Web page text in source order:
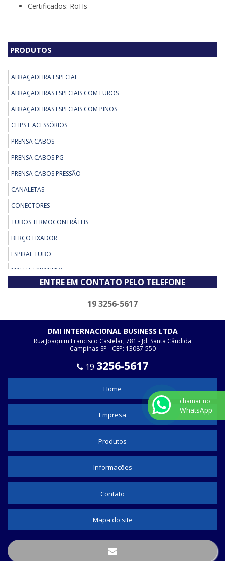
Certificados: RoHs
PRODUTOS
ABRAÇADEIRA ESPECIAL
ABRAÇADEIRAS ESPECIAIS COM FUROS
ABRAÇADEIRAS ESPECIAIS COM PINOS
CLIPS E ACESSÓRIOS
PRENSA CABOS
PRENSA CABOS PG
PRENSA CABOS PRESSÃO
CANALETAS
CONECTORES
TUBOS TERMOCONTRÁTEIS
BERÇO FIXADOR
ESPIRAL TUBO
MALHA EXPANSIVA
ABRAÇADEIRA
TUBOS TERMOCONTRÁTEIS ADESIVADOS
CAPUZ
FIXADORES ADESIVOS
FITAS ISOLANTE - UB - 130
TUBOS TERMOCONTRÁTEIS MÉDIA TENSÃO
ENTRE EM CONTATO PELO TELEFONE
19 3256-5617
DMI INTERNACIONAL BUSINESS LTDA
Rua Joaquim Francisco Castelar, 781 - Jd. Santa Cândida
Campinas-SP - CEP: 13087-550
19 3256-5617
Home
Empresa
Produtos
Informações
Contato
Mapa do site
chamar no
WhatsApp